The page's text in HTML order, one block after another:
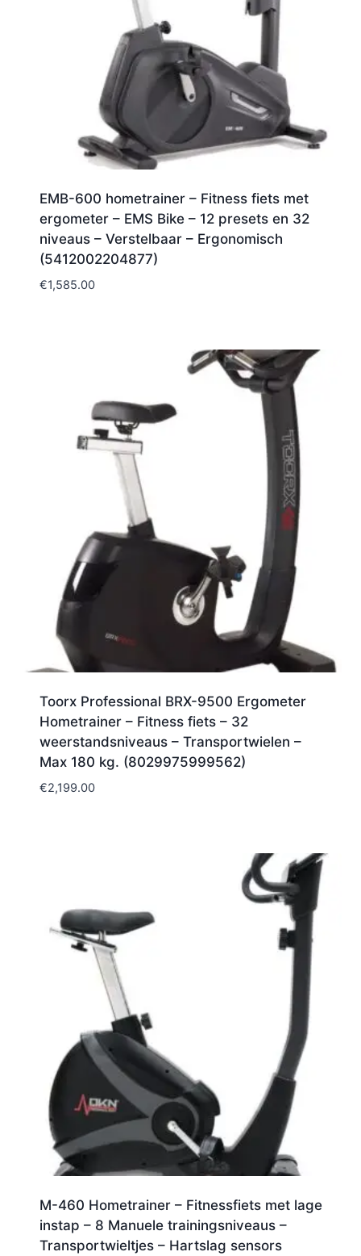
EMB-600 hometrainer – Fitness fiets met
ergometer – EMS Bike – 12 presets en 32
niveaus – Verstelbaar – Ergonomisch
(5412002204877)
€1,585.00
Toorx Professional BRX-9500 Ergometer
Hometrainer – Fitness fiets – 32
weerstandsniveaus – Transportwielen –
Max 180 kg. (8029975999562)
€2,199.00
M-460 Hometrainer – Fitnessfiets met lage
instap – 8 Manuele trainingsniveaus –
Transportwieltjes – Hartslag sensors